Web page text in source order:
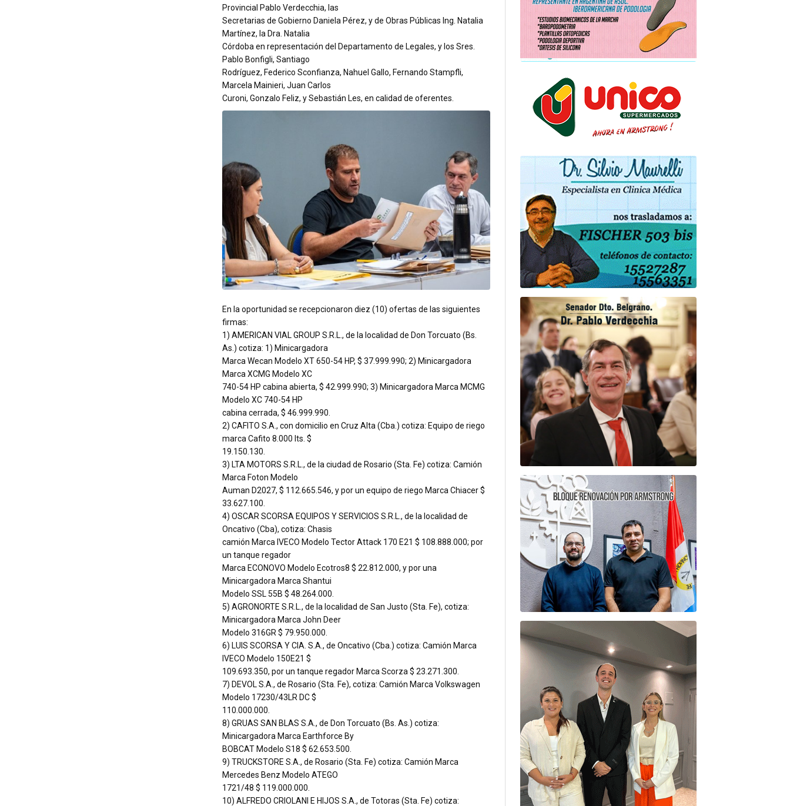
Provincial Pablo Verdecchia, las
Secretarias de Gobierno Daniela Pérez, y de Obras Públicas Ing. Natalia
Martínez, la Dra. Natalia
Córdoba en representación del Departamento de Legales, y los Sres.
Pablo Bonfigli, Santiago
Rodríguez, Federico Sconfianza, Nahuel Gallo, Fernando Stampfli,
Marcela Mainieri, Juan Carlos
Curoni, Gonzalo Feliz, y Sebastián Les, en calidad de oferentes.
En la oportunidad se recepcionaron diez (10) ofertas de las siguientes
firmas:
1) AMERICAN VIAL GROUP S.R.L., de la localidad de Don Torcuato (Bs.
As.) cotiza: 1) Minicargadora
Marca Wecan Modelo XT 650-54 HP, $ 37.999.990; 2) Minicargadora
Marca XCMG Modelo XC
740-54 HP cabina abierta, $ 42.999.990; 3) Minicargadora Marca MCMG
Modelo XC 740-54 HP
cabina cerrada, $ 46.999.990.
2) CAFITO S.A., con domicilio en Cruz Alta (Cba.) cotiza: Equipo de riego
marca Cafito 8.000 lts. $
19.150.130.
3) LTA MOTORS S.R.L., de la ciudad de Rosario (Sta. Fe) cotiza: Camión
Marca Foton Modelo
Auman D2027, $ 112.665.546, y por un equipo de riego Marca Chiacer $
33.627.100.
4) OSCAR SCORSA EQUIPOS Y SERVICIOS S.R.L., de la localidad de
Oncativo (Cba), cotiza: Chasis
camión Marca IVECO Modelo Tector Attack 170 E21 $ 108.888.000; por
un tanque regador
Marca ECONOVO Modelo Ecotros8 $ 22.812.000, y por una
Minicargadora Marca Shantui
Modelo SSL 55B $ 48.264.000.
5) AGRONORTE S.R.L., de la localidad de San Justo (Sta. Fe), cotiza:
Minicargadora Marca John Deer
Modelo 316GR $ 79.950.000.
6) LUIS SCORSA Y CIA. S.A., de Oncativo (Cba.) cotiza: Camión Marca
IVECO Modelo 150E21 $
109.693.350, por un tanque regador Marca Scorza $ 23.271.300.
7) DEVOL S.A., de Rosario (Sta. Fe), cotiza: Camión Marca Volkswagen
Modelo 17230/43LR DC $
110.000.000.
8) GRUAS SAN BLAS S.A., de Don Torcuato (Bs. As.) cotiza:
Minicargadora Marca Earthforce By
BOBCAT Modelo S18 $ 62.653.500.
9) TRUCKSTORE S.A., de Rosario (Sta. Fe) cotiza: Camión Marca
Mercedes Benz Modelo ATEGO
1721/48 $ 119.000.000.
10) ALFREDO CRIOLANI E HIJOS S.A., de Totoras (Sta. Fe) cotiza: